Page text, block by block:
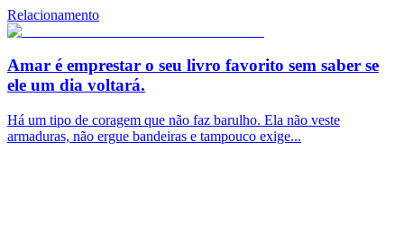
Relacionamento
Amar é emprestar o seu livro favorito sem saber se
ele um dia voltará.
Há um tipo de coragem que não faz barulho. Ela não veste
armaduras, não ergue bandeiras e tampouco exige...